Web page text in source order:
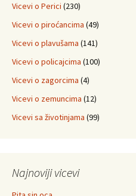
Vicevi o Perici (230)
Vicevi o piroćancima (49)
Vicevi o plavušama (141)
Vicevi o policajcima (100)
Vicevi o zagorcima (4)
Vicevi o zemuncima (12)
Vicevi sa životinjama (99)
Najnoviji vicevi